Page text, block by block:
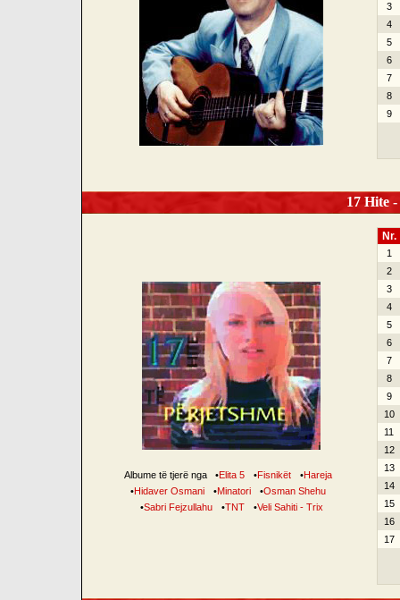
3
4
5
6
7
8
9
17 Hite
Albume të tjerë nga •Elita 5 •Fisnikët •Hareja
•Hidaver Osmani •Minatori •Osman Shehu
•Sabri Fejzullahu •TNT •Veli Sahiti - Trix
Nr.
1
2
3
4
5
6
7
8
9
10
11
12
13
14
15
16
17